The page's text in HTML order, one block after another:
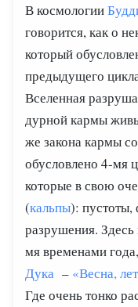
В космологии
говорится, как о
который
предыдущего
Вселенная
дурной кармы
же закона кармы
обусловлено 4-мя
которые в свою
(кальпы): пустоты,
разрушения.
мя временами
Дука – «Весна,
Где очень тонко